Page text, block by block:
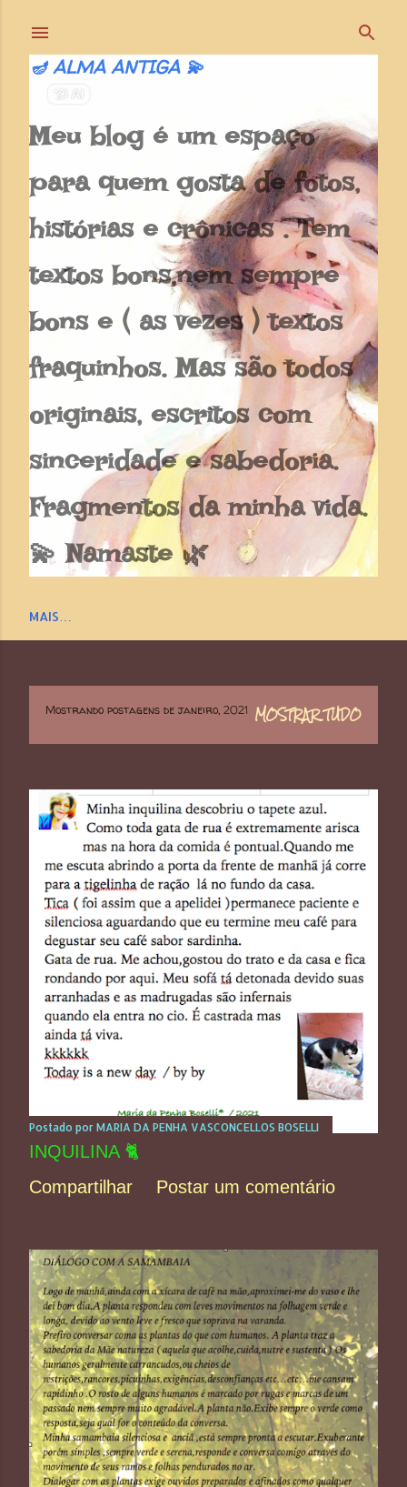
🪔 ALMA ANTIGA 💫
Meu blog é um espaço
para quem gosta de fotos,
histórias e crônicas . Tem
textos bons,nem sempre
bons e ( as vezes ) textos
fraquinhos. Mas são todos
originais, escritos com
sinceridade e sabedoria.
Fragmentos da minha vida.
💫 Namaste 🌿
MAIS…
s
t
g
n
Mostrando postagens de janeiro, 2021 MOSTRAR TUDO
Postado por MARIA DA PENHA VASCONCELLOS BOSELLI
INQUILINA 🐈
Compartilhar
Postar um comentário